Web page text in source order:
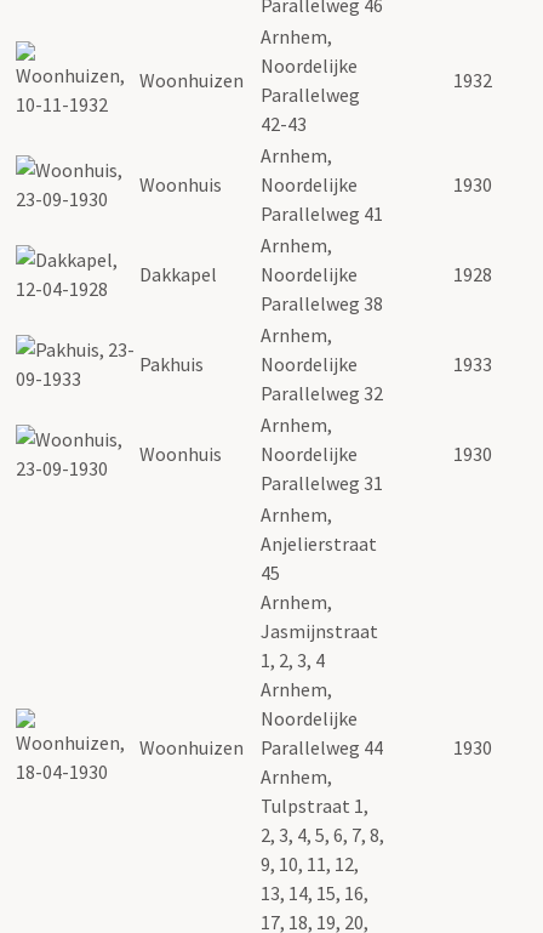
Woonhuizen
Arnhem,
Noordelijke
Parallelweg
42-43
1932
Woonhuis
Arnhem,
Noordelijke
Parallelweg 41
1930
Dakkapel
Arnhem,
Noordelijke
Parallelweg 38
1928
Pakhuis
Arnhem,
Noordelijke
Parallelweg 32
1933
Woonhuis
Arnhem,
Noordelijke
Parallelweg 31
1930
Woonhuizen
Arnhem,
Anjelierstraat
45
Arnhem,
Jasmijnstraat
1, 2, 3, 4
Arnhem,
Noordelijke
Parallelweg 44
Arnhem,
Tulpstraat 1,
2, 3, 4, 5, 6, 7, 8,
9, 10, 11, 12,
13, 14, 15, 16,
17, 18, 19, 20,
1930